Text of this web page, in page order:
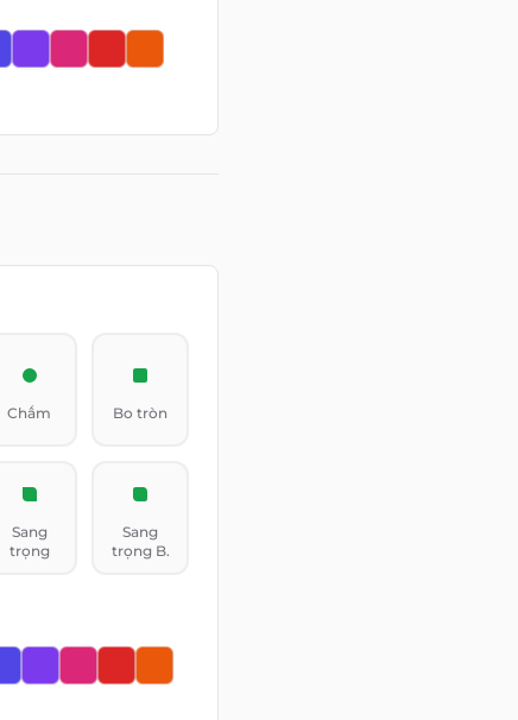
Chấm Bo tròn
Sang
trọng
Sang
trọng B.